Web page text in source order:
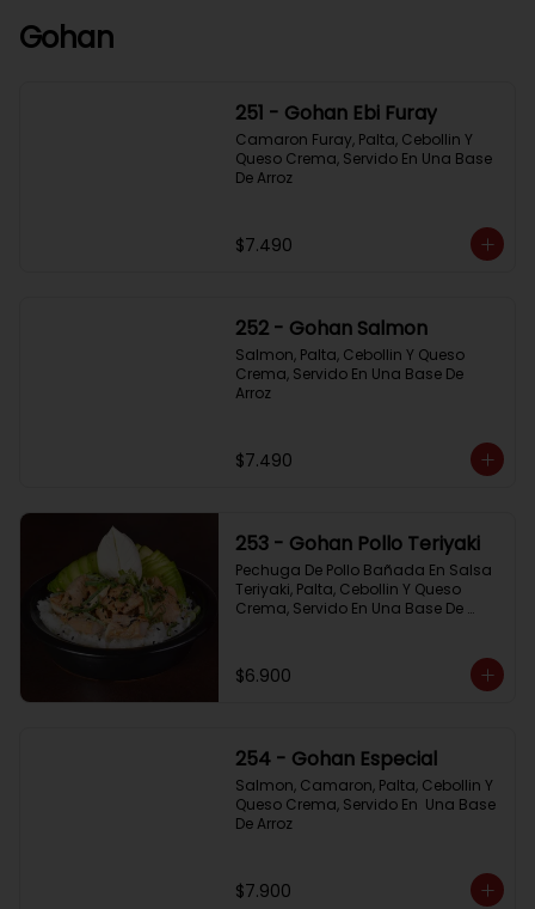
Gohan
251 - Gohan Ebi Furay
Camaron Furay, Palta, Cebollin Y
Queso Crema, Servido En Una Base
De Arroz
$7.490
252 - Gohan Salmon
Salmon, Palta, Cebollin Y Queso
Crema, Servido En Una Base De
Arroz
$7.490
253 - Gohan Pollo Teriyaki
Pechuga De Pollo Bañada En Salsa
Teriyaki, Palta, Cebollin Y Queso
Crema, Servido En Una Base De
$6.900
254 - Gohan Especial
Salmon, Camaron, Palta, Cebollin Y
Queso Crema, Servido En  Una Base
De Arroz
$7.900